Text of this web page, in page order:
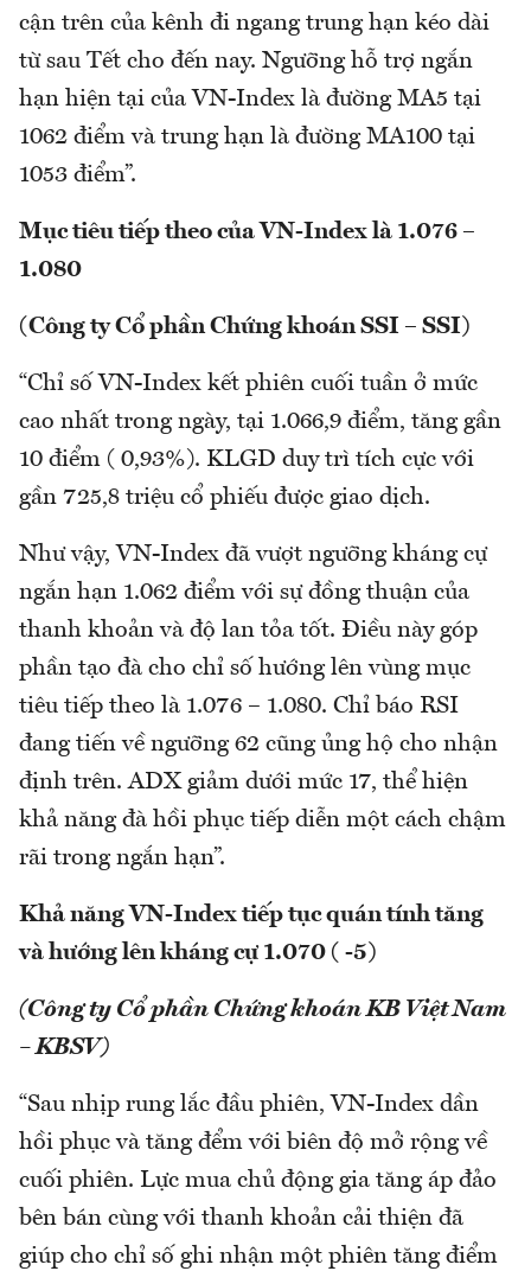
cận trên của kênh đi ngang trung hạn kéo dài
từ sau Tết cho đến nay. Ngưỡng hỗ trợ ngắn
hạn hiện tại của VN-Index là đường MA5 tại
1062 điểm và trung hạn là đường MA100 tại
1053 điểm”.
Mục tiêu tiếp theo của VN-Index là 1.076 –
1.080
(Công ty Cổ phần Chứng khoán SSI – SSI)
“Chỉ số VN-Index kết phiên cuối tuần ở mức
cao nhất trong ngày, tại 1.066,9 điểm, tăng gần
10 điểm ( 0,93%). KLGD duy trì tích cực với
gần 725,8 triệu cổ phiếu được giao dịch.
Như vậy, VN-Index đã vượt ngưỡng kháng cự
ngắn hạn 1.062 điểm với sự đồng thuận của
thanh khoản và độ lan tỏa tốt. Điều này góp
phần tạo đà cho chỉ số hướng lên vùng mục
tiêu tiếp theo là 1.076 – 1.080. Chỉ báo RSI
đang tiến về ngưỡng 62 cũng ủng hộ cho nhận
định trên. ADX giảm dưới mức 17, thể hiện
khả năng đà hồi phục tiếp diễn một cách chậm
rãi trong ngắn hạn”.
Khả năng VN-Index tiếp tục quán tính tăng
và hướng lên kháng cự 1.070 ( -5)
(Công ty Cổ phần Chứng khoán KB Việt Nam
– KBSV)
“Sau nhịp rung lắc đầu phiên, VN-Index dần
hồi phục và tăng đểm với biên độ mở rộng về
cuối phiên. Lực mua chủ động gia tăng áp đảo
bên bán cùng với thanh khoản cải thiện đã
giúp cho chỉ số ghi nhận một phiên tăng điểm